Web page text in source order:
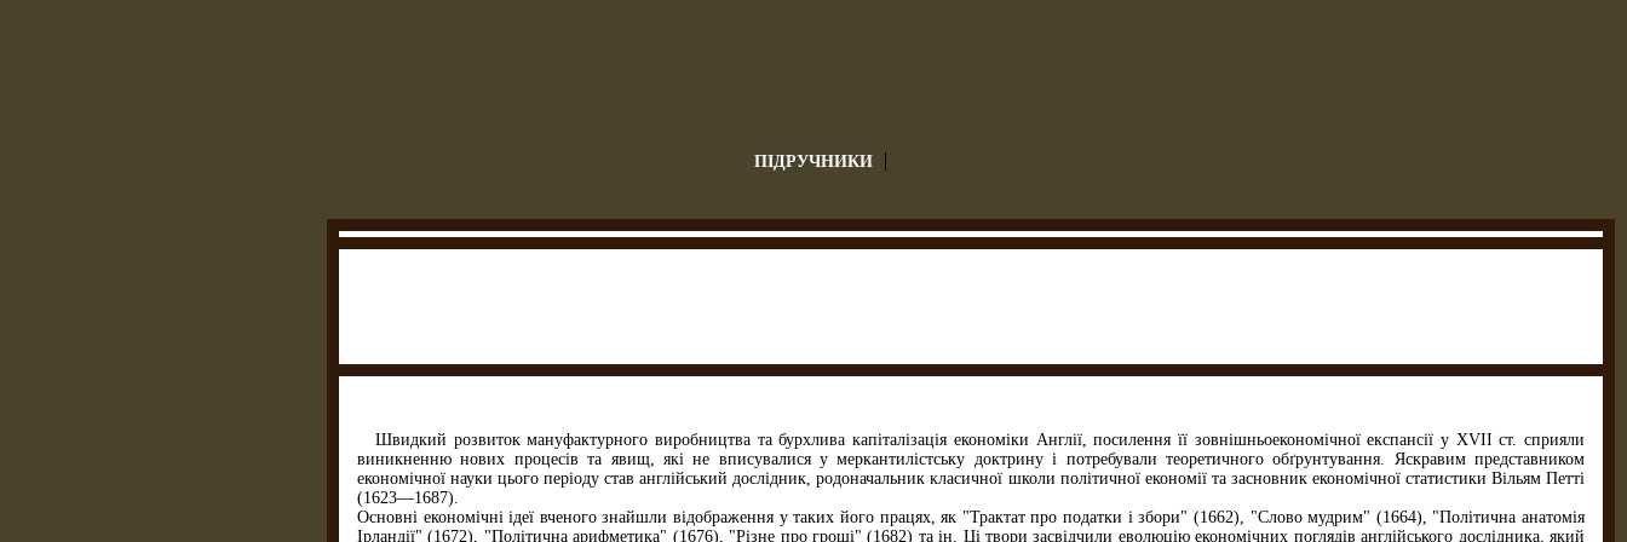
ПІДРУЧНИКИ
Швидкий розвиток мануфактурного виробництва та бурхлива капіталізація економіки Англії, посилення її зовнішньоекономічної експансії у XVII ст. сприяли
виникненню нових процесів та явищ, які не вписувалися у меркантилістську доктрину і потребували теоретичного обґрунтування. Яскравим представником
економічної науки цього періоду став англійський дослідник, родоначальник класичної школи політичної економії та засновник економічної статистики Вільям Петті
(1623—1687).
Основні економічні ідеї вченого знайшли відображення у таких його працях, як "Трактат про податки і збори" (1662), "Слово мудрим" (1664), "Політична анатомія
Ірландії" (1672), "Політична арифметика" (1676), "Різне про гроші" (1682) та ін. Ці твори засвідчили еволюцію економічних поглядів англійського дослідника, який